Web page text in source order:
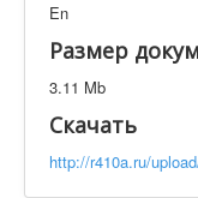
Производитель
Элементов на
En
Размер
3.11 Mb
Скачать
http://r410a.ru/